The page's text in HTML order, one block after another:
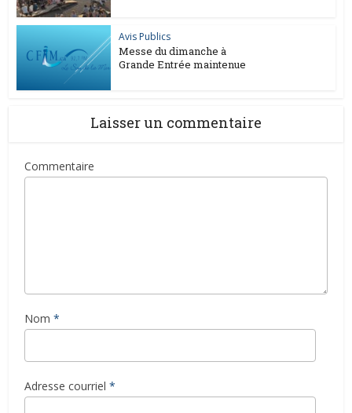
Avis Publics
Messe du dimanche à
Grande Entrée maintenue
Laisser un commentaire
Commentaire
Nom *
Adresse courriel *